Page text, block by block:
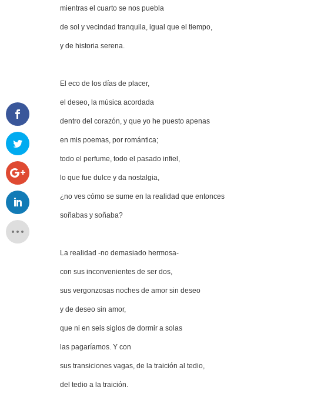
mientras el cuarto se nos puebla
de sol y vecindad tranquila, igual que el tiempo,
y de historia serena.
El eco de los días de placer,
el deseo, la música acordada
dentro del corazón, y que yo he puesto apenas
en mis poemas, por romántica;
todo el perfume, todo el pasado infiel,
lo que fue dulce y da nostalgia,
¿no ves cómo se sume en la realidad que entonces
soñabas y soñaba?
La realidad -no demasiado hermosa-
con sus inconvenientes de ser dos,
sus vergonzosas noches de amor sin deseo
y de deseo sin amor,
que ni en seis siglos de dormir a solas
las pagaríamos. Y con
sus transiciones vagas, de la traición al tedio,
del tedio a la traición.